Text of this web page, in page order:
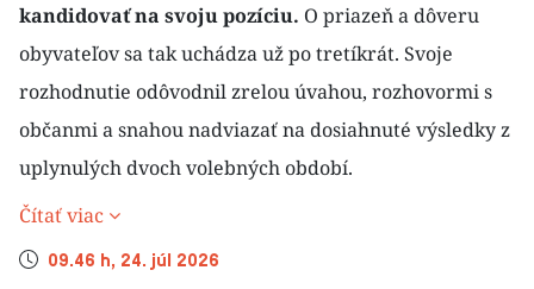
Čas
09.46 h, 24. júl 2026
kandidovať na svoju pozíciu. O priazeň a dôveru
obyvateľov sa tak uchádza už po tretíkrát. Svoje
rozhodnutie odôvodnil zrelou úvahou, rozhovormi s
občanmi a snahou nadviazať na dosiahnuté výsledky z
uplynulých dvoch volebných období.
Čítať viac